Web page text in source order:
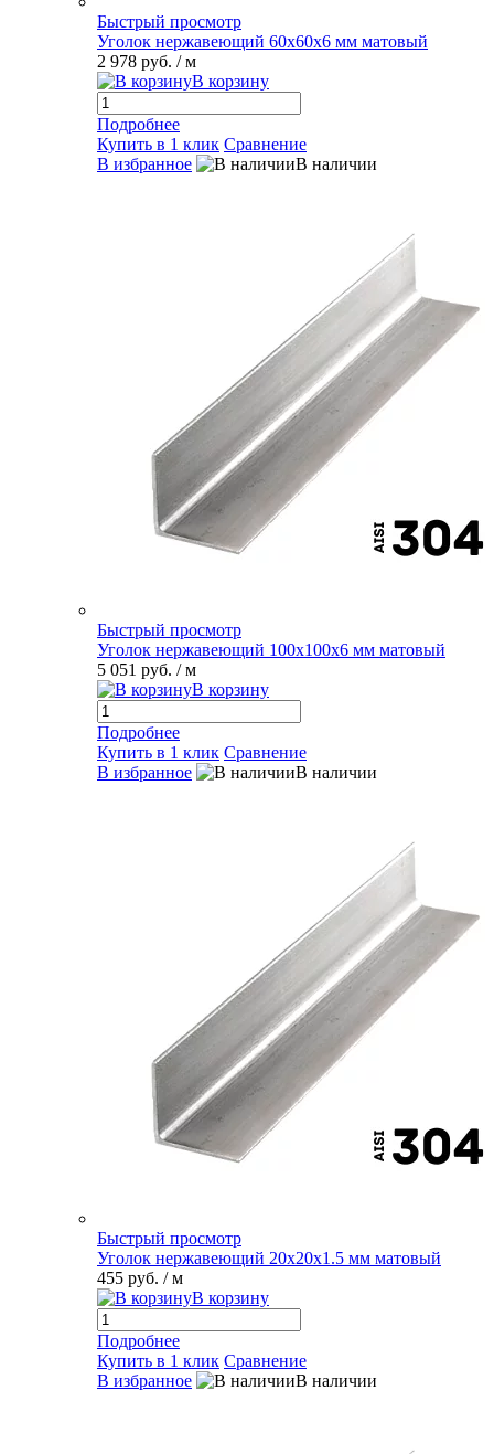
Быстрый просмотр
Уголок нержавеющий 60х60х6 мм матовый
2 978 руб. / м
В корзину
Подробнее
Купить в 1 клик Сравнение
В избранное
В наличии
Быстрый просмотр
Уголок нержавеющий 100х100х6 мм матовый
5 051 руб. / м
В корзину
Подробнее
Купить в 1 клик Сравнение
В избранное
В наличии
Быстрый просмотр
Уголок нержавеющий 20х20х1.5 мм матовый
455 руб. / м
В корзину
Подробнее
Купить в 1 клик Сравнение
В избранное
В наличии